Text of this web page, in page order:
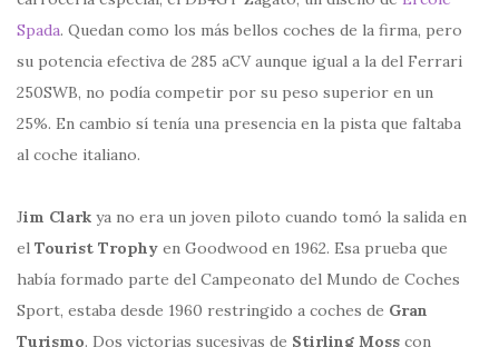
Spada. Quedan como los más bellos coches de la firma, pero
su potencia efectiva de 285 aCV aunque igual a la del Ferrari
250SWB, no podía competir por su peso superior en un
25%. En cambio sí tenía una presencia en la pista que faltaba
al coche italiano.
Jim Clark ya no era un joven piloto cuando tomó la salida en
el Tourist Trophy en Goodwood en 1962. Esa prueba que
había formado parte del Campeonato del Mundo de Coches
Sport, estaba desde 1960 restringido a coches de Gran
Turismo. Dos victorias sucesivas de Stirling Moss con